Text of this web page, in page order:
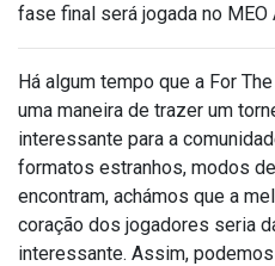
fase final será jogada no MEO
Há algum tempo que a For
uma maneira de trazer um
interessante para a
formatos estranhos, modos
encontram, achámos que a
coração dos jogadores seria
interessante. Assim,